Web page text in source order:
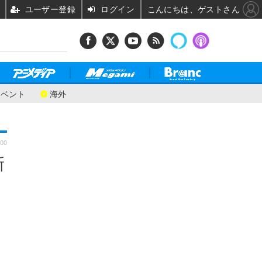
ント 海外
ユーザー登録 ログイン こんにちは、ゲストさん